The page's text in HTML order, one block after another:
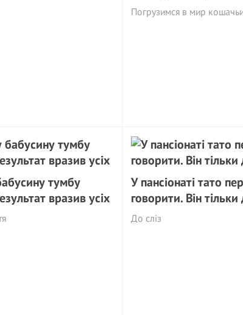
Погрузимся в мир
тумбу
вpaзив усіх
У пансіонаті тато
говорити. Він
До сліз